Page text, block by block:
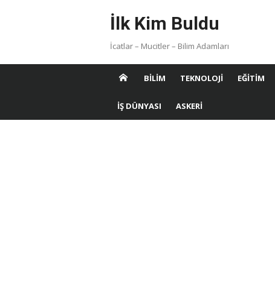
İlk Kim Buldu
İcatlar – Mucitler – Bilim Adamları
BILIM TEKNOLOJI EĞITIM
İŞ DÜNYASI ASKERI